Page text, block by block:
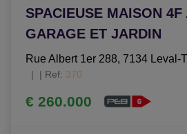
SPACIEUSE MAISON 4F
GARAGE ET JARDIN
Rue Albert 1er 288, 7134 Leval-
| Ref: 370
€ 260.000